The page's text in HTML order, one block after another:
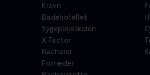
Klovn
Badehotellet
Sygeplejeskolen
X Factor
Bachelor
Forræder